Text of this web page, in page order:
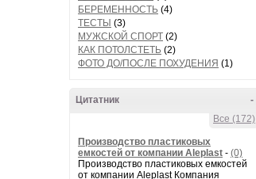
БЕРЕМЕННОСТЬ (4)
ТЕСТЫ (3)
МУЖСКОЙ СПОРТ (2)
КАК ПОТОЛСТЕТЬ (2)
ФОТО ДО/ПОСЛЕ ПОХУДЕНИЯ (1)
-
Цитатник
Все (172)
Производство пластиковых
емкостей от компании Aleplast - (0)
Производство пластиковых емкостей
от компании Aleplast Компания